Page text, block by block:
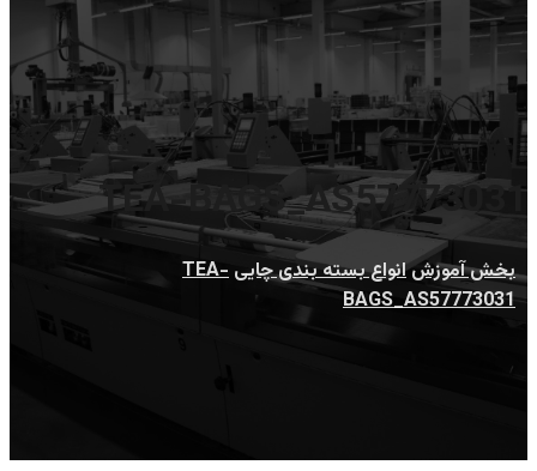
TEA-BAGS_AS57773031
بخش آموزشانواع بسته بندی چایی TEA-
BAGS_AS57773031